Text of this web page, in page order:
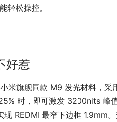
轻松操控。
好惹
米旗舰同款 M9 发光材料，采
时，即可激发 3200nits 峰
REDMI 最窄下边框 1.9mm